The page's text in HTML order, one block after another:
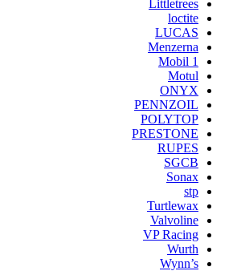
Littletrees
loctite
LUCAS
Menzerna
Mobil 1
Motul
ONYX
PENNZOIL
POLYTOP
PRESTONE
RUPES
SGCB
Sonax
stp
Turtlewax
Valvoline
VP Racing
Wurth
Wynn’s